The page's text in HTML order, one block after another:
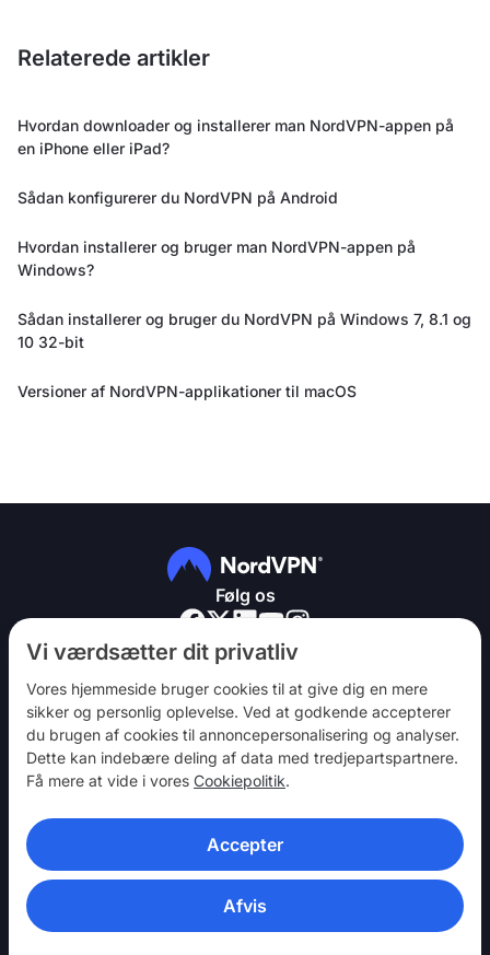
Vi værdsætter dit privatliv
Vores hjemmeside bruger cookies til at give dig en mere
sikker og personlig oplevelse. Ved at godkende accepterer
du brugen af ​​cookies til annoncepersonalisering og analyser.
Dette kan indebære deling af data med tredjepartspartnere.
Få mere at vide i vores Cookiepolitik.
Accepter
Afvis
Relaterede artikler
Hvordan downloader og installerer man NordVPN-appen på
en iPhone eller iPad?
Sådan konfigurerer du NordVPN på Android
Hvordan installerer og bruger man NordVPN-appen på
Windows?
Sådan installerer og bruger du NordVPN på Windows 7, 8.1 og
10 32-bit
Versioner af NordVPN-applikationer til macOS
Følg os
NordVPN
Vær med
Hjælp
Opdag
VPN-APPS